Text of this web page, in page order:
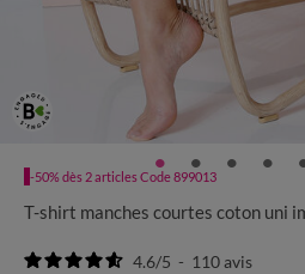
-50% dès 2 articles Code 899013
T-shirt manches courtes coton uni
4.6/5 - 110avis